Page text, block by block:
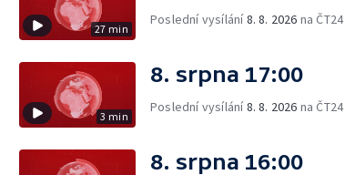
27 min
Poslední vysílání8. 8. 2026 na ČT24
3 min
8. srpna 17:00
Poslední vysílání8. 8. 2026 na ČT24
8. srpna 16:00